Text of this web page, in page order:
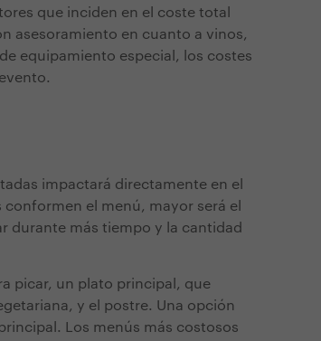
que inciden en el coste total
asesoramiento en cuanto a vinos,
equipamiento especial, los costes
impactará directamente en el
el menú, mayor será el
durante más tiempo y la cantidad
picar, un plato principal, que
y el postre. Una opción
Los menús más costosos